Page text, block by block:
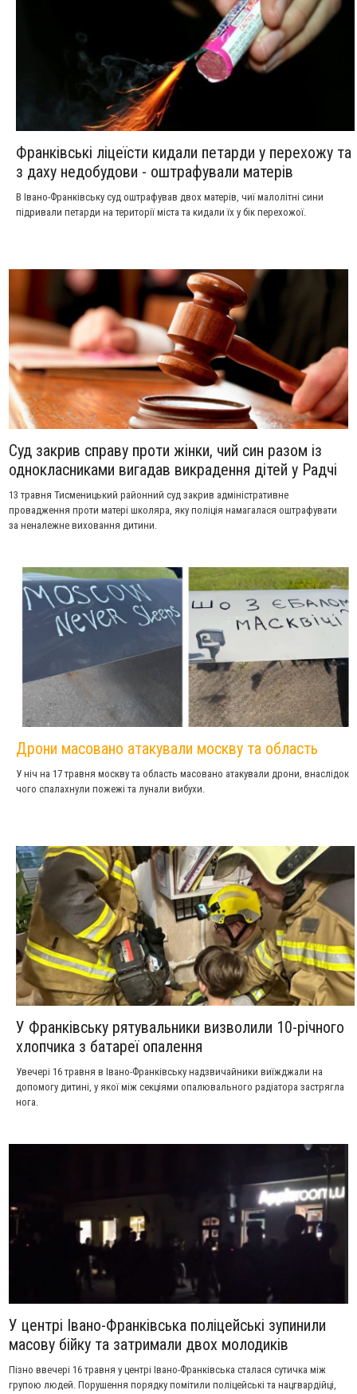
Франківські ліцеїсти кидали петарди у перехожу та
з даху недобудови - оштрафували матерів
В Івано-Франківську суд оштрафував двох матерів, чиї малолітні сини
підривали петарди на території міста та кидали їх у бік перехожої.
Суд закрив справу проти жінки, чий син разом із
однокласниками вигадав викрадення дітей у Радчі
13 травня Тисменицький районний суд закрив адміністративне
провадження проти матері школяра, яку поліція намагалася оштрафувати
за неналежне виховання дитини.
Дрони масовано атакували москву та область
У ніч на 17 травня москву та область масовано атакували дрони, внаслідок
чого спалахнули пожежі та лунали вибухи.
У Франківську рятувальники визволили 10-річного
хлопчика з батареї опалення
Увечері 16 травня в Івано-Франківську надзвичайники виїжджали на
допомогу дитині, у якої між секціями опалювального радіатора застрягла
нога.
У центрі Івано-Франківська поліцейські зупинили
масову бійку та затримали двох молодиків
Пізно ввечері 16 травня у центрі Івано-Франківська сталася сутичка між
групою людей. Порушення порядку помітили поліцейські та нацгвардійці,